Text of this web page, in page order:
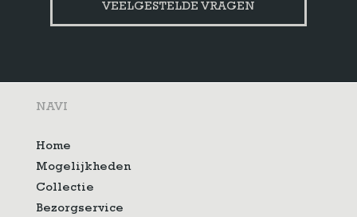
VEELGESTELDE VRAGEN
NAVI
Home
Mogelijkheden
Collectie
Bezorgservice